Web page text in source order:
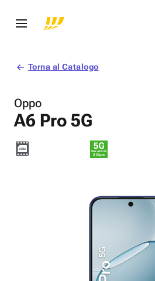
Torna al Catalogo
Oppo
A6 Pro 5G